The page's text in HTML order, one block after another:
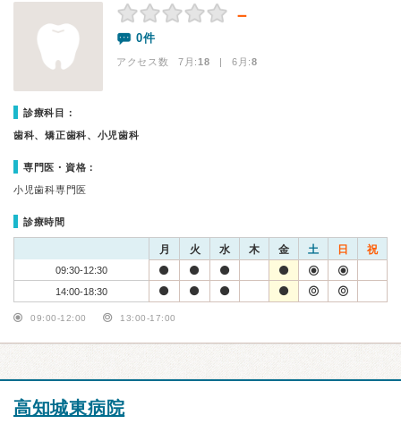
－
0件
アクセス数 7月:18 | 6月:8
診療科目：
歯科、矯正歯科、小児歯科
専門医・資格：
小児歯科専門医
診療時間
月 火 水 木 金 土 日 祝
09:30-12:30
14:00-18:30
09:00-12:00 13:00-17:00
高知城東病院